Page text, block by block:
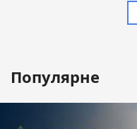
Популярне